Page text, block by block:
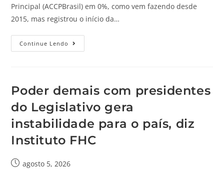
Principal (ACCPBrasil) em 0%, como vem fazendo desde
2015, mas registrou o início da…
Continue Lendo
Poder demais com presidentes
do Legislativo gera
instabilidade para o país, diz
Instituto FHC
agosto 5, 2026